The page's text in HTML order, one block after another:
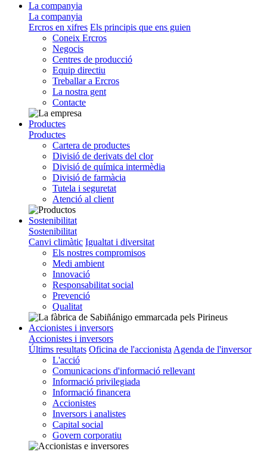
La companyia
La companyia
Ercros en xifres Els principis que ens guien
Coneix Ercros
Negocis
Centres de producció
Equip directiu
Treballar a Ercros
La nostra gent
Contacte
Productes
Productes
Cartera de productes
Divisió de derivats del clor
Divisió de química intermèdia
Divisió de farmàcia
Tutela i seguretat
Atenció al client
Sostenibilitat
Sostenibilitat
Canvi climàtic Igualtat i diversitat
Els nostres compromisos
Medi ambient
Innovació
Responsabilitat social
Prevenció
Qualitat
Accionistes i inversors
Accionistes i inversors
Últims resultats Oficina de l'accionista Agenda de l'inversor
L'acció
Comunicacions d'informació rellevant
Informació privilegiada
Informació financera
Accionistes
Inversors i analistes
Capital social
Govern corporatiu